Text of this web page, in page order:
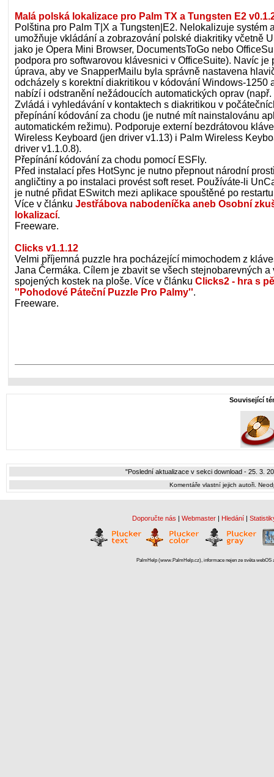
Malá polská lokalizace pro Palm TX a Tungsten E2
Polština pro Palm T|X a Tungsten|E2. Nelokalizuje systém
umožňuje vkládání a zobrazování polské diakritiky včetně
jako je Opera Mini Browser, DocumentsToGo nebo
podpora pro softwarovou klávesnici v OfficeSuite). Navíc je
úprava, aby ve SnapperMailu byla správně nastavena
odcházely s korektní diakritikou v kódování Windows-1250
nabízí i odstranění nežádoucích automatických oprav
Zvládá i vyhledávání v kontaktech s diakritikou v
přepínání kódování za chodu (je nutné mít nainstalovánu
automatickém režimu). Podporuje externí bezdrátovou
Wireless Keyboard (jen driver v1.13) i Palm Wireless
driver v1.1.0.8).
Přepínání kódování za chodu pomocí ESFly.
Před instalací přes HotSync je nutno přepnout národní
angličtiny a po instalaci provést soft reset. Používáte-li
je nutné přidat ESwitch mezi aplikace spouštěné po
Více v článku Jestřábova nabodeníčka aneb Osobní
lokalizací.
Freeware.
Clicks v1.1.12
Velmi příjemná puzzle hra pocházející mimochodem z
Jana Čermáka. Cílem je zbavit se všech stejnobarevných
spojených kostek na ploše. Více v článku Clicks2 - hra s
''Pohodové Páteční Puzzle Pro Palmy''.
Freeware.
Související
"Poslední aktualizace v sekci download - 25. 3.
Komentáře vlastní jejich autoři.
Doporučte nás | Webmaster | Hledání |
PalmHelp (www.PalmHelp.cz), informace nejen ze světa